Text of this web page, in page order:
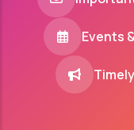
Events